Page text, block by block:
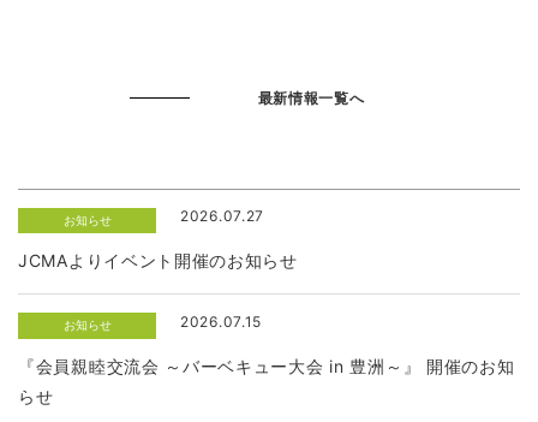
最新情報一覧へ
お知らせ 2026.07.27
JCMAよりイベント開催のお知らせ
お知らせ 2026.07.15
『会員親睦交流会 ～バーベキュー大会 in 豊洲～』 開催のお知
らせ